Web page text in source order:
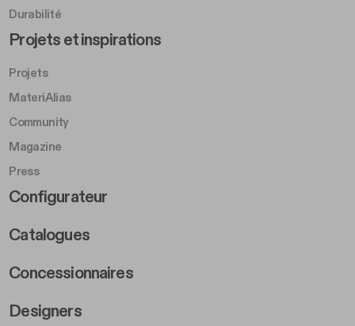
Durabilité
Footer Left Middle B
Projets et inspirations
Projets
MateriAlias
Community
Magazine
Press
Footer Right Middle B
Configurateur
Catalogues
Concessionnaires
Designers